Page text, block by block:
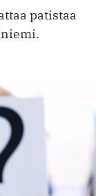
patistaa